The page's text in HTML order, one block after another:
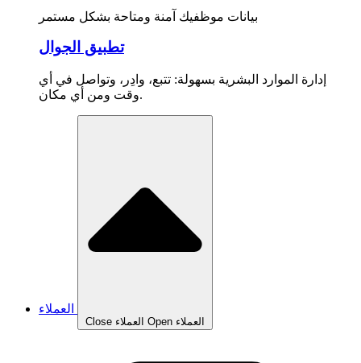
بيانات موظفيك آمنة ومتاحة بشكل مستمر
تطبيق الجوال
إدارة الموارد البشرية بسهولة: تتبع، وادِر، وتواصل في أي
وقت ومن أي مكان.
Close العملاء Open العملاء